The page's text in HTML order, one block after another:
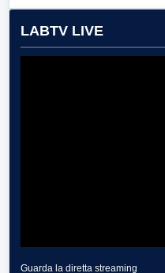
LABTV LIVE
Guarda la diretta streaming